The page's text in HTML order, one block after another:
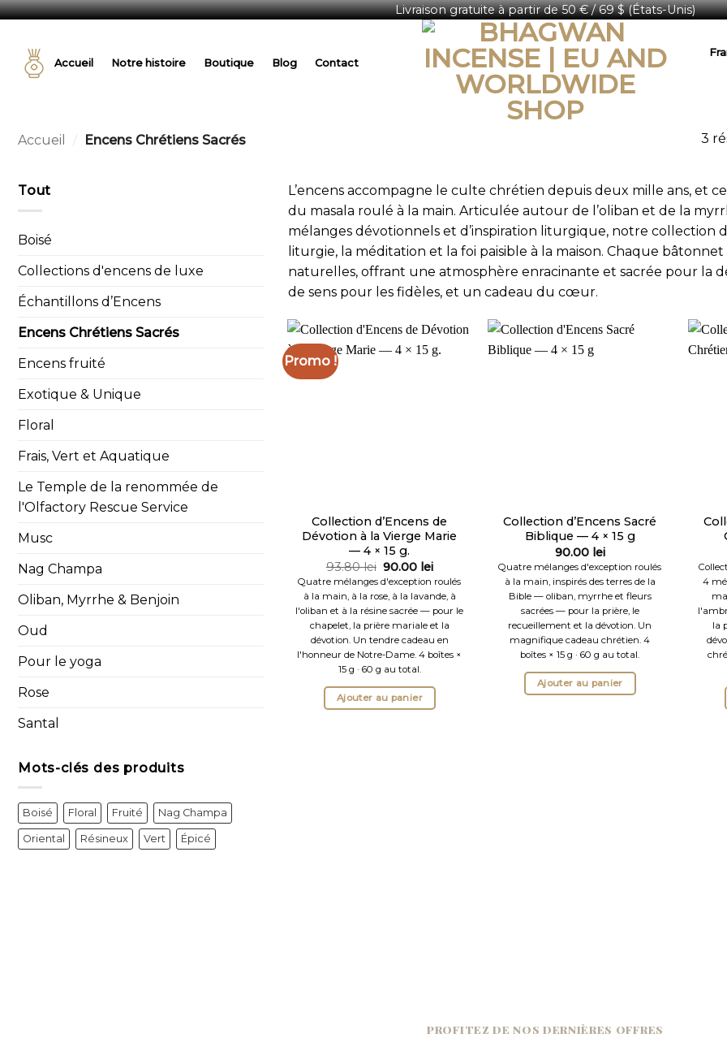
Livraison gratuite à partir de 50 € / 69 $ (États-Unis)
contenuAccueil Notre histoire Boutique Blog Contact
Accueil / Encens Chrétiens Sacrés 3
Tout
Boisé
Collections d'encens de luxe
Échantillons d’Encens
Encens Chrétiens Sacrés
Encens fruité
Exotique & Unique
Floral
Frais, Vert et Aquatique
Le Temple de la renommée de
l'Olfactory Rescue Service
Musc
Nag Champa
Oliban, Myrrhe & Benjoin
Oud
Pour le yoga
Rose
Santal
Mots-clés des produits
Boisé Floral Fruité Nag Champa
Oriental Résineux Vert Épicé
L’encens accompagne le culte chrétien depuis deux mille ans, et
du masala roulé à la main. Articulée autour de l’oliban et de la
mélanges dévotionnels et d’inspiration liturgique, notre collection
liturgie, la méditation et la foi paisible à la maison. Chaque
naturelles, offrant une atmosphère enracinante et sacrée pour la
de sens pour les fidèles, et un cadeau du cœur.
Promo !
Collection d’Encens de
Dévotion à la Vierge Marie
— 4 × 15 g.
93.80lei Le
prix
initial
était :
93.80 lei.
90.00 leiLe
prix
actuel
est :
90.00 lei.
Quatre mélanges d'exception roulés
à la main, à la rose, à la lavande, à
l'oliban et à la résine sacrée — pour le
chapelet, la prière mariale et la
dévotion. Un tendre cadeau en
l'honneur de Notre-Dame. 4 boîtes ×
15 g · 60 g au total.
Ajouter au panier
Collection d’Encens Sacré
Biblique — 4 × 15 g
90.00 lei
Quatre mélanges d'exception roulés
à la main, inspirés des terres de la
Bible — oliban, myrrhe et fleurs
sacrées — pour la prière, le
recueillement et la dévotion. Un
magnifique cadeau chrétien. 4
boîtes × 15 g · 60 g au total.
Ajouter au panier
4
la
PROFITEZ DE NOS DERNIÈRES OFFRES